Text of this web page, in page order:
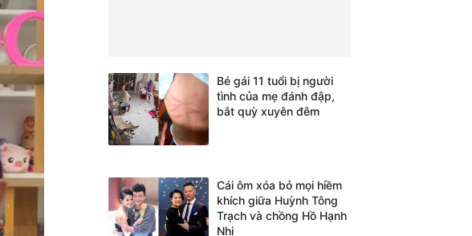
Bé gái 11 tuổi bị người
tình của mẹ đánh đập,
bắt quỳ xuyên đêm
Cái ôm xóa bỏ mọi hiềm
khích giữa Huỳnh Tông
Trạch và chồng Hồ Hạnh
Nhi